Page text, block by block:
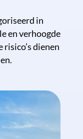
in
en verhoogde
risico’s dienen